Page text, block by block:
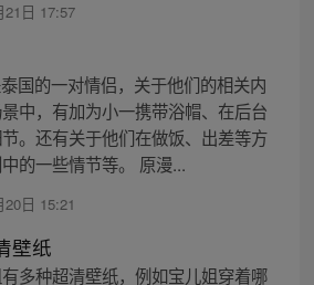
21日 17:57
国的一对情侣，关于他们的相关内
中，有加为小一携带浴帽、在后台
。还有关于他们在做饭、出差等方
的一些情节等。 原漫...
20日 15:21
壁纸
多种超清壁纸，例如宝儿姐穿着哪